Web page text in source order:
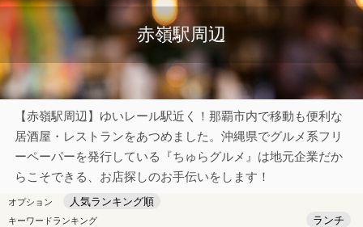
赤嶺駅周辺
【赤嶺駅周辺】ゆいレール駅近く！那覇市内で移動も便利な
居酒屋・レストランをあつめました。沖縄県でグルメ系フリ
ーペーパーを発行している『ちゅらグルメ』は地元企業だか
らこそできる、お店探しのお手伝いをします！
オプション 人気ランキング順
キーワードランキング
ランチ